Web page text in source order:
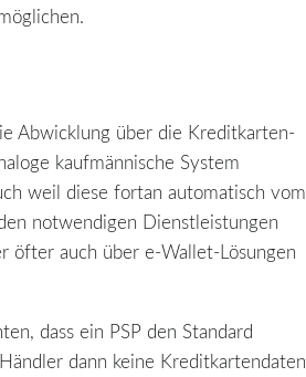
Abwicklung über die Kreditkarten-
kaufmännische System
weil diese fortan automatisch vom
notwendigen Dienstleistungen
öfter auch über e-Wallet-Lösungen
dass ein PSP den Standard
dann keine Kreditkartendaten